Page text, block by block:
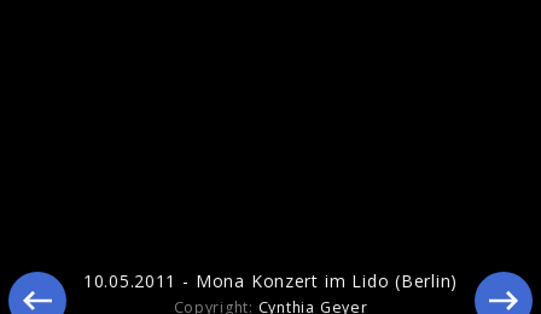
10.05.2011 - Mona Konzert im Lido (Berlin)
Copyright: Cynthia Geyer